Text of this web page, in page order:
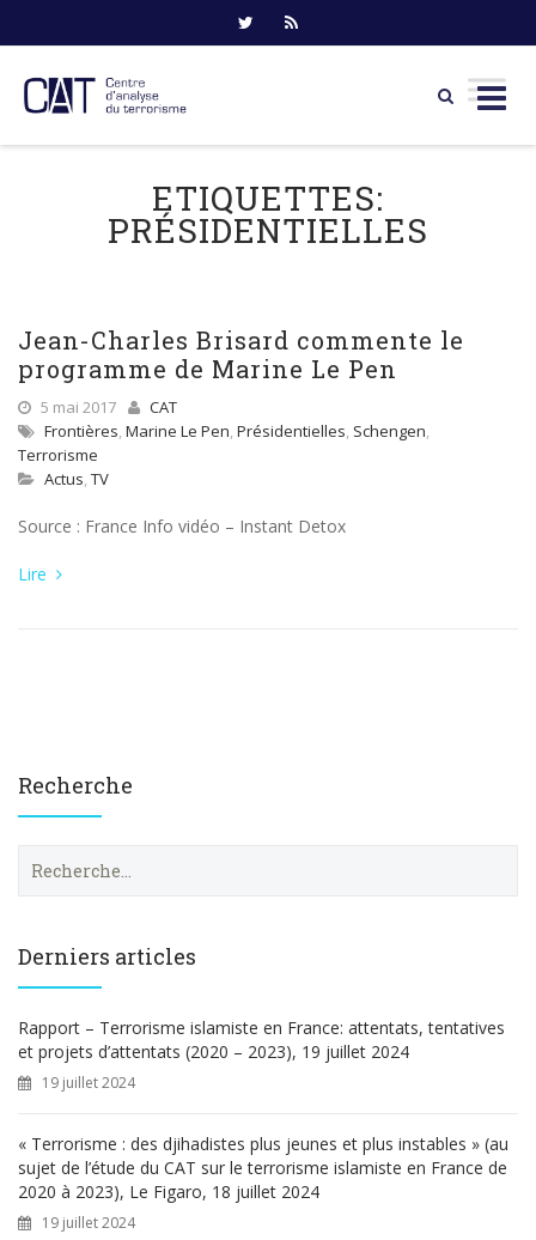
ETIQUETTES:
PRÉSIDENTIELLES
Jean-Charles Brisard commente le
programme de Marine Le Pen
5 mai 2017
CAT
Frontières, Marine Le Pen, Présidentielles, Schengen,
Terrorisme
Actus, TV
Source : France Info vidéo – Instant Detox
Lire
Recherche
e
h
e
r
Derniers articles
Rapport – Terrorisme islamiste en France: attentats, tentatives
et projets d’attentats (2020 – 2023), 19 juillet 2024
19 juillet 2024
« Terrorisme : des djihadistes plus jeunes et plus instables » (au
sujet de l’étude du CAT sur le terrorisme islamiste en France de
2020 à 2023), Le Figaro, 18 juillet 2024
19 juillet 2024